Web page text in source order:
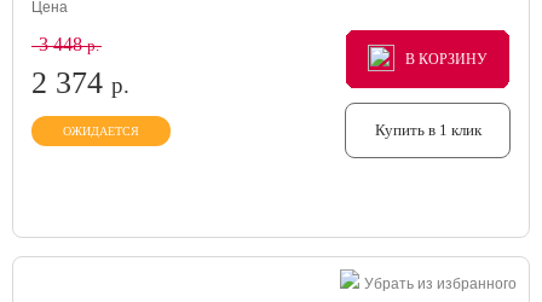
Цена
3 448р.
2 374 р.
ОЖИДАЕТСЯ
В КОРЗИНУ
В КОРЗИНУ
В КОРЗИНУ
Купить в 1 клик
Убрать из избранного